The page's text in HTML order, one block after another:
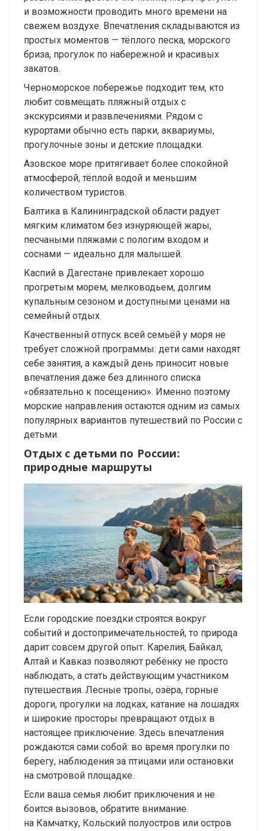
и возможности проводить много времени на
свежем воздухе. Впечатления складываются из
простых моментов — тёплого песка, морского
бриза, прогулок по набережной и красивых
закатов.
Черноморское побережье подходит тем, кто
любит совмещать пляжный отдых с
экскурсиями и развлечениями. Рядом с
курортами обычно есть парки, аквариумы,
прогулочные зоны и детские площадки.
Азовское море притягивает более спокойной
атмосферой, тёплой водой и меньшим
количеством туристов.
Балтика в Калининградской области радует
мягким климатом без изнуряющей жары,
песчаными пляжами с пологим входом и
соснами — идеально для малышей.
Каспий в Дагестане привлекает хорошо
прогретым морем, мелководьем, долгим
купальным сезоном и доступными ценами на
семейный отдых.
Качественный отпуск всей семьёй у моря не
требует сложной программы: дети сами находят
себе занятия, а каждый день приносит новые
впечатления даже без длинного списка
«обязательно к посещению». Именно поэтому
морские направления остаются одним из самых
популярных вариантов путешествий по России с
детьми.
Отдых с детьми по России:
природные маршруты
Если городские поездки строятся вокруг
событий и достопримечательностей, то природа
дарит совсем другой опыт. Карелия, Байкал,
Алтай и Кавказ позволяют ребёнку не просто
наблюдать, а стать действующим участником
путешествия. Лесные тропы, озёра, горные
дороги, прогулки на лодках, катание на лошадях
и широкие просторы превращают отдых в
настоящее приключение. Здесь впечатления
рождаются сами собой: во время прогулки по
берегу, наблюдения за птицами или остановки
на смотровой площадке.
Если ваша семья любит приключения и не
боится вызовов, обратите внимание
на Камчатку, Кольский полуостров или остров